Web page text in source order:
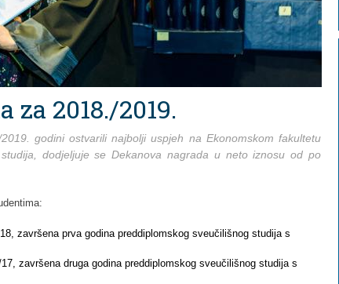
za 2018./2019.
godini ostvarili najbolji uspjeh na Ekonomskom fakultetu
dodjeljuje se Dekanova nagrada u neto iznosu od po
završena prva godina preddiplomskog sveučilišnog studija s
završena druga godina preddiplomskog sveučilišnog studija s